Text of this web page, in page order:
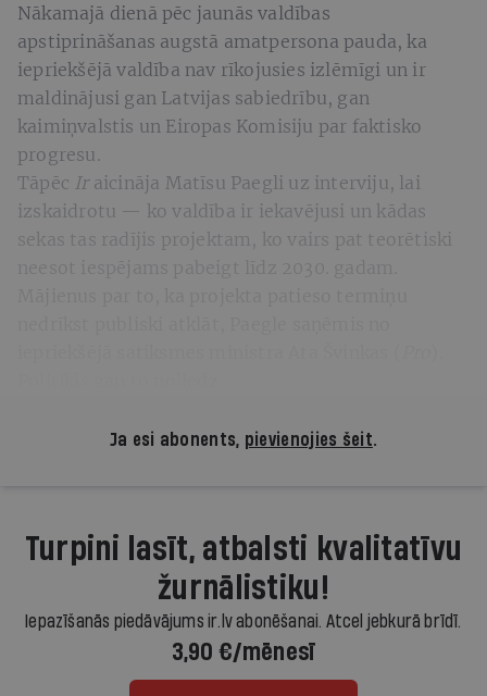
Nākamajā dienā pēc jaunās valdības
apstiprināšanas augstā amatpersona pauda, ka
iepriekšējā valdība nav rīkojusies izlēmīgi un ir
maldinājusi gan Latvijas sabiedrību, gan
kaimiņvalstis un Eiropas Komisiju par faktisko
progresu.
Tāpēc Iraicināja Matīsu Paegli uz interviju, lai
izskaidrotu — ko valdība ir iekavējusi un kādas
sekas tas radījis projektam, ko vairs pat teorētiski
neesot iespējams pabeigt līdz 2030. gadam.
Ja esi abonents, pievienojies šeit.
Turpini lasīt, atbalsti kvalitatīvu
žurnālistiku!
Iepazīšanās piedāvājums ir.lv abonēšanai. Atcel jebkurā brīdī.
3,90 €/mēnesī